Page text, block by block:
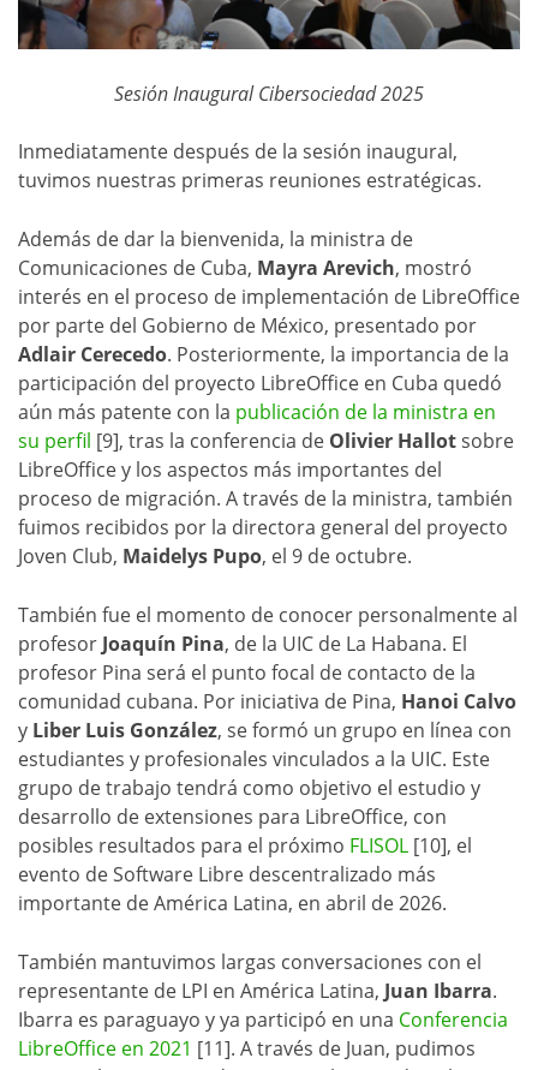
Sesión Inaugural Cibersociedad 2025
Inmediatamente después de la sesión inaugural,
tuvimos nuestras primeras reuniones estratégicas.
Además de dar la bienvenida, la ministra de
Comunicaciones de Cuba, Mayra Arevich, mostró
interés en el proceso de implementación de LibreOffice
por parte del Gobierno de México, presentado por
Adlair Cerecedo. Posteriormente, la importancia de la
participación del proyecto LibreOffice en Cuba quedó
aún más patente con la publicación de la ministra en
su perfil [9], tras la conferencia de Olivier Hallotsobre
LibreOffice y los aspectos más importantes del
proceso de migración. A través de la ministra, también
fuimos recibidos por la directora general del proyecto
Joven Club, Maidelys Pupo, el 9 de octubre.
También fue el momento de conocer personalmente al
profesor Joaquín Pina, de la UIC de La Habana. El
profesor Pina será el punto focal de contacto de la
comunidad cubana. Por iniciativa de Pina, Hanoi Calvo
y Liber Luis González, se formó un grupo en línea con
estudiantes y profesionales vinculados a la UIC. Este
grupo de trabajo tendrá como objetivo el estudio y
desarrollo de extensiones para LibreOffice, con
posibles resultados para el próximo FLISOL [10], el
evento de Software Libre descentralizado más
importante de América Latina, en abril de 2026.
También mantuvimos largas conversaciones con el
representante de LPI en América Latina, Juan Ibarra.
Ibarra es paraguayo y ya participó en una Conferencia
LibreOffice en 2021 [11]. A través de Juan, pudimos